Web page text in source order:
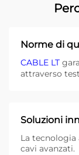
Norme di
CABLE LT
attraverso
Soluzioni
La
cavi avanzati.